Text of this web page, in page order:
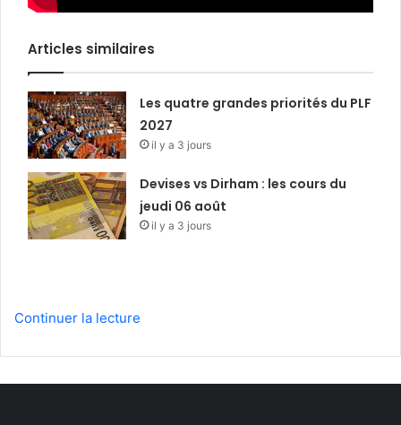
Articles similaires
Les quatre grandes priorités du PLF
2027
il y a 3 jours
Devises vs Dirham : les cours du
jeudi 06 août
il y a 3 jours
Continuer la lecture